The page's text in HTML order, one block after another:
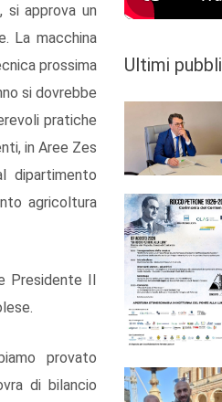
si approva un
La macchina
prossima
si dovrebbe
pratiche
in Aree Zes
dipartimento
agricoltura
Presidente II
provato
di bilancio
Ultimi